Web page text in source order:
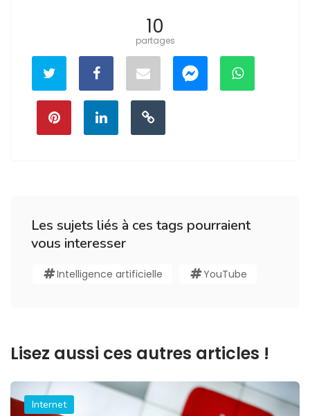
10
partages
Les sujets liés à ces tags pourraient
vous interesser
Intelligence artificielle YouTube
Lisez aussi ces autres articles !
Internet